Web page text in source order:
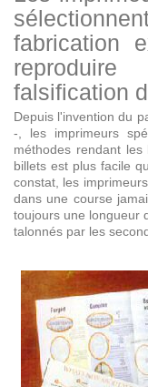
fabrication
falsification
Depuis l'invention du
-, les imprimeurs
méthodes rendant
billets est plus facile
constat, les
dans une course
toujours une longueur
talonnés par les